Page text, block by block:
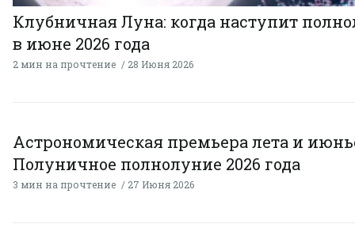
Клубничная Луна: когда наступит
в июне 2026 года
2 мин на прочтение 28 Июня 2026
Астрономическая премьера лета и
Полуничное полнолуние 2026 года
3 мин на прочтение 27 Июня 2026